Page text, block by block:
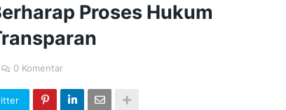
Proses Hukum
0 Komentar